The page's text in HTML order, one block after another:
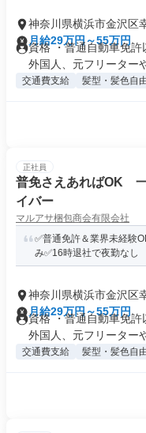
神奈川県横浜市金沢区
月給29万円～55万円
資格 ・普通自動車免
外国人、元フリーター
交通費支給 髪型・髪色自
正社員
普免さえあればOK
イバー
マルアサ梱包商会有限会社
✅普通免許＆業界未経験
み✅16時退社で夜勤なし
神奈川県横浜市金沢区
月給29万円～55万円
資格 ・普通自動車免
外国人、元フリーター
交通費支給 髪型・髪色自